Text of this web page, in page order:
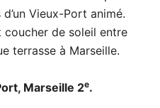
Vieux-Port animé.
coucher de soleil entre
terrasse à Marseille.
Marseille 2e.